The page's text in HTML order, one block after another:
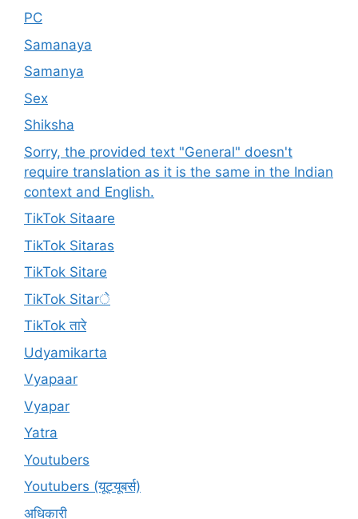
PC
Samanaya
Samanya
Sex
Shiksha
Sorry, the provided text "General" doesn't
require translation as it is the same in the Indian
context and English.
TikTok Sitaare
TikTok Sitaras
TikTok Sitare
TikTok Sitarे
TikTok तारे
Udyamikarta
Vyapaar
Vyapar
Yatra
Youtubers
Youtubers (यूट्यूबर्स)
अधिकारी